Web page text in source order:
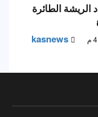
الريشة الطائرة
kasnews